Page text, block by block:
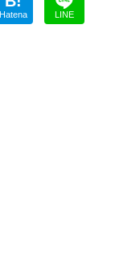
Hatena LINE